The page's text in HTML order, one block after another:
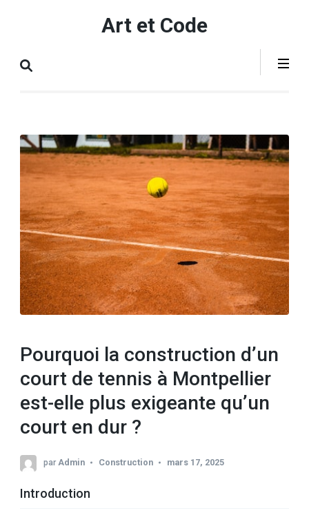
(Pressez
Art et Code
Pourquoi la construction d’un
court de tennis à Montpellier
est-elle plus exigeante qu’un
court en dur ?
parAdmin Construction mars 17, 2025
Introduction